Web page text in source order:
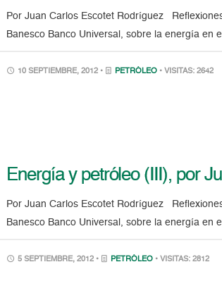
Por Juan Carlos Escotet Rodríguez
Banesco Banco Universal, sobre la energía en
10 SEPTIEMBRE, 2012 • PETRÓLEO • VISITAS: 2642
Energía y petróleo (III), por
Por Juan Carlos Escotet Rodríguez
Banesco Banco Universal, sobre la energía en
5 SEPTIEMBRE, 2012 • PETRÓLEO • VISITAS: 2812